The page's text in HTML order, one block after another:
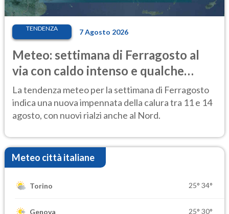
TENDENZA 7 Agosto 2026
Meteo: settimana di Ferragosto al
via con caldo intenso e qualche
temporale
La tendenza meteo per la settimana di Ferragosto
indica una nuova impennata della calura tra 11 e 14
agosto, con nuovi rialzi anche al Nord.
Meteo città italiane
Torino 25° 34°
Genova 25° 30°